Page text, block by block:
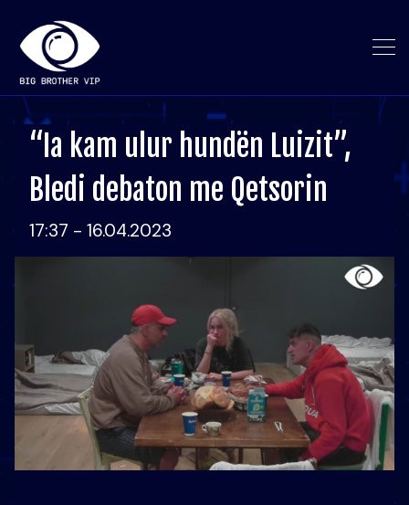
“Ia kam ulur hundën Luizit”,
Bledi debaton me Qetsorin
17:37 - 16.04.2023